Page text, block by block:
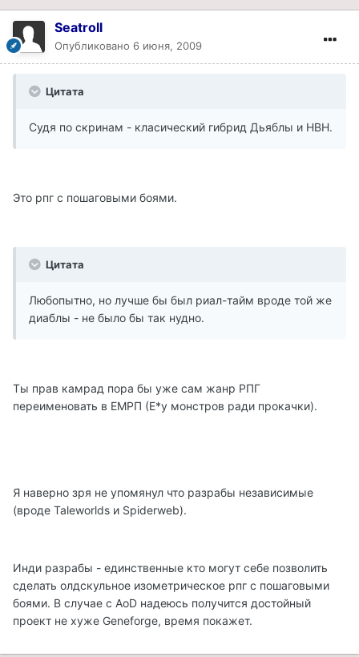
Seatroll
Опубликовано 6 июня, 2009
Цитата
Судя по скринам - класический гибрид Дьяблы и НВН.
Это рпг с пошаговыми боями.
Цитата
Любопытно, но лучше бы был риал-тайм вроде той же
диаблы - не было бы так нудно.
Ты прав камрад пора бы уже сам жанр РПГ
переименовать в ЕМРП (Е*у монстров ради прокачки).
Я наверно зря не упомянул что разрабы независимые
(вроде Taleworlds и Spiderweb).
Инди разрабы - единственные кто могут себе позволить
сделать олдскульное изометрическое рпг с пошаговыми
боями. В случае с AoD надеюсь получится достойный
проект не хуже Geneforge, время покажет.